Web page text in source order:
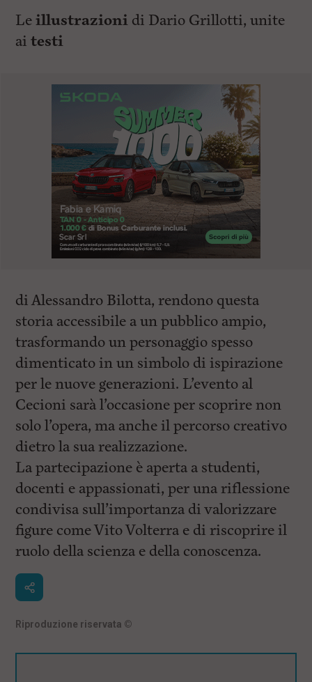
Leillustrazioni di Dario Grillotti, unite
aitesti
di Alessandro Bilotta, rendono questa
storia accessibile a un pubblico ampio,
trasformando un personaggio spesso
dimenticato in un simbolo di ispirazione
per le nuove generazioni. L’evento al
Cecioni sarà l’occasione per scoprire non
solo l’opera, ma anche il percorso creativo
dietro la sua realizzazione.
La partecipazione è aperta a studenti,
docenti e appassionati, per una riflessione
condivisa sull’importanza di valorizzare
figure come Vito Volterra e di riscoprire il
ruolo della scienza e della conoscenza.
Riproduzione riservata ©